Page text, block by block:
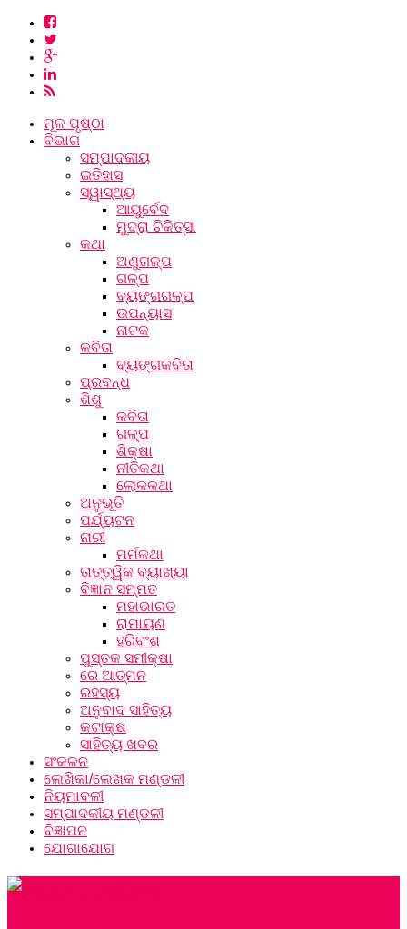
ମୂଳ ପୃଷ୍ଠା
ବିଭାଗ
ସମ୍ପାଦକୀୟ
ଇତିହାସ
ସ୍ୱାସ୍ଥ୍ୟ
ଆୟୁର୍ବେଦ
ମୁଦ୍ରା ଚିକିତ୍ସା
କଥା
ଅଣୁଗଳ୍ପ
ଗଳ୍ପ
ବ୍ୟଙ୍ଗଗଳ୍ପ
ଉପନ୍ୟାସ
ନାଟକ
କବିତା
ବ୍ୟଙ୍ଗକବିତା
ପ୍ରବନ୍ଧ
ଶିଶୁ
କବିତା
ଗଳ୍ପ
ଶିକ୍ଷା
ନୀତିକଥା
ଲୋକକଥା
ଅନୁଭୂତି
ପର୍ଯ୍ୟଟନ
ନାରୀ
ମର୍ମକଥା
ତାତ୍ତ୍ୱିକ ବ୍ୟାଖ୍ୟା
ବିଜ୍ଞାନ ସମ୍ମତ
ମହାଭାରତ
ରାମାୟଣ
ହରିବଂଶ
ପୁସ୍ତକ ସମୀକ୍ଷା
ରେ ଆତ୍ମନ
ରହସ୍ୟ
ଅନୁବାଦ ସାହିତ୍ୟ
କଟାକ୍ଷ
ସାହିତ୍ୟ ଖବର
ସଂକଳନ
ଲେଖିକା/ଲେଖକ ମଣ୍ଡଳୀ
ନିୟମାବଳୀ
ସମ୍ପାଦକୀୟ ମଣ୍ଡଳୀ
ବିଜ୍ଞାପନ
ଯୋଗାଯୋଗ